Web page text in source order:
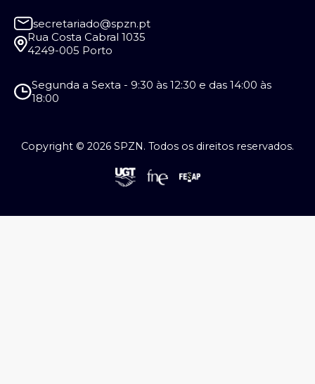
secretariado@spzn.pt
Rua Costa Cabral 1035
4249-005 Porto
Segunda a Sexta - 9:30 às 12:30 e das 14:00 às
18:00
Copyright © 2026 SPZN. Todos os direitos reservados.